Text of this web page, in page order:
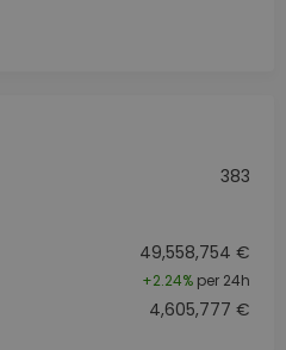
383
49,558,754 €
+2.24% per 24h
4,605,777 €